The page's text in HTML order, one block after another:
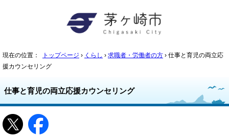
現在の位置： トップページ › くらし › 求職者・労働者の方 › 仕事と育児の両立応
援カウンセリング
仕事と育児の両立応援カウンセリング